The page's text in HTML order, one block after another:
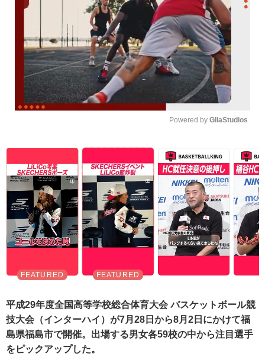
Powered by GliaStudios
平成29年度全国高等学校総合体育大会 バスケットボール競
技大会（インターハイ）が7月28日から8月2日にかけて福
島県福島市で開催。出場する男女各59校の中から注目選手
をピックアップした。